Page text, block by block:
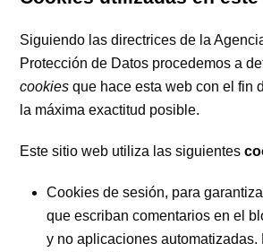
Siguiendo las directrices de la
Protección de Datos procedemos a
cookies que hace esta web con el fin
la máxima exactitud posible.
Este sitio web utiliza las siguientes
Cookies de sesión, para
que escriban comentarios en el
y no aplicaciones automatizadas.